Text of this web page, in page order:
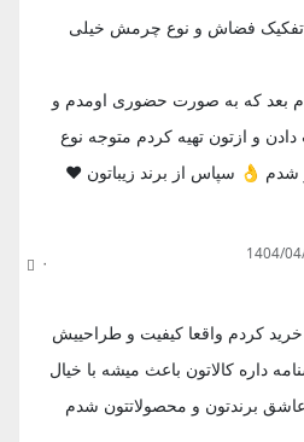
تفکیک فضاش و نوع چرمش خیلی
بعد که به صورت حضوری اومدم و
و ازتون تهیه کردم متوجه نوع
👌 سپاس از برند زیباتون ❤️
کردم واقعا کیفیت و طراحییش
داره کالاتون باعث میشه با خیال
برندتون و محصولاتتون شدم
۰